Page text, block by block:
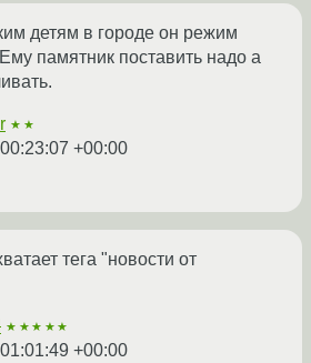
детям в городе он режим
памятник поставить надо а
★★
+00:00
тега "новости от
★★★★★
+00:00